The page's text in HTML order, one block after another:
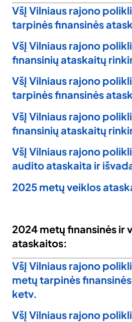
VšĮ Vilniaus rajono
tarpinės finansinės
VšĮ Vilniaus rajono
finansinių ataskaitų
VšĮ Vilniaus rajono
tarpinės finansinės
VšĮ Vilniaus rajono
finansinių ataskaitų
VšĮ Vilniaus rajono
audito ataskaita ir
2025 metų veiklos
2024 metų finansinės ir
ataskaitos:
VšĮ Vilniaus rajono
metų tarpinės
ketv.
VšĮ Vilniaus rajono